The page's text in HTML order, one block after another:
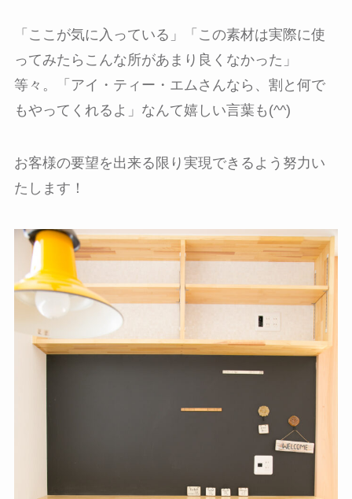
「ここが気に入っている」「この素材は実際に使
ってみたらこんな所があまり良くなかった」
等々。「アイ・ティー・エムさんなら、割と何で
もやってくれるよ」なんて嬉しい言葉も(^^)
お客様の要望を出来る限り実現できるよう努力い
たします！